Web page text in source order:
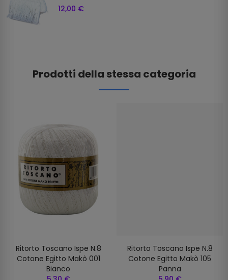
12,00 €
Prodotti della stessa categoria
Ritorto Toscano Ispe N.8
Cotone Egitto Makò 001
Bianco
Ritorto Toscano Ispe N.8
Cotone Egitto Makò 105
Panna